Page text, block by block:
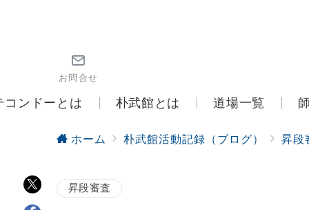
お問合せ
コンドーとは 朴武館とは 道場一覧
ホーム 朴武館活動記録（ブログ） 昇段
昇段審査